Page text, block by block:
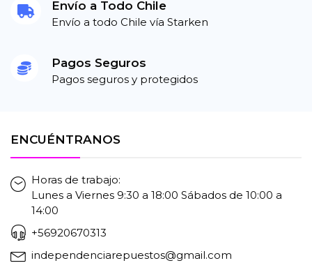
Envío a Todo Chile
Envío a todo Chile vía Starken
Pagos Seguros
Pagos seguros y protegidos
ENCUÉNTRANOS
Horas de trabajo:
Lunes a Viernes 9:30 a 18:00 Sábados de 10:00 a
14:00
+56920670313
independenciarepuestos@gmail.com